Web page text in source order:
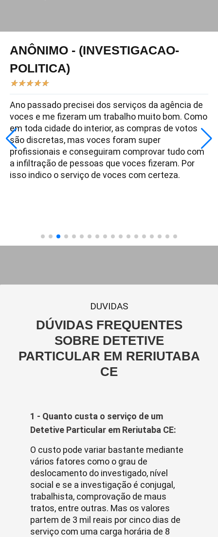
ANÔNIMO - (INVESTIGACAO-
POLITICA)
★★★★★
Ano passado precisei dos serviços da agência de
voces e me fizeram um trabalho muito bom. Como
em toda cidade do interior, as compras de votos
são discretas, mas voces foram super
profissionais e conseguiram comprovar tudo com
a infiltração de pessoas que voces fizeram. Por
isso indico o serviço de voces com certeza.
DUVIDAS
DÚVIDAS FREQUENTES
SOBRE DETETIVE
PARTICULAR EM RERIUTABA
CE
1 - Quanto custa o serviço de um
Detetive Particular em Reriutaba CE:
O custo pode variar bastante mediante
vários fatores como o grau de
deslocamento do investigado, nível
social e se a investigação é conjugal,
trabalhista, comprovação de maus
tratos, entre outras. Mas os valores
partem de 3 mil reais por cinco dias de
serviço com uma carga horária de 8